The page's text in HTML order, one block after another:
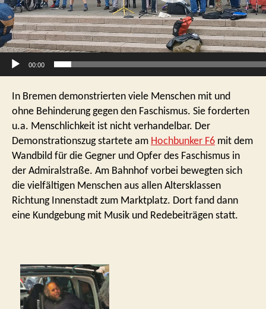
a
y
e
r
00:00
In Bremen demonstrierten viele Menschen mit und
ohne Behinderung gegen den Faschismus. Sie forderten
u.a. Menschlichkeit ist nicht verhandelbar. Der
Demonstrationszug startete am Hochbunker F6 mit dem
Wandbild für die Gegner und Opfer des Faschismus in
der Admiralstraße. Am Bahnhof vorbei bewegten sich
die vielfältigen Menschen aus allen Altersklassen
Richtung Innenstadt zum Marktplatz. Dort fand dann
eine Kundgebung mit Musik und Redebeiträgen statt.